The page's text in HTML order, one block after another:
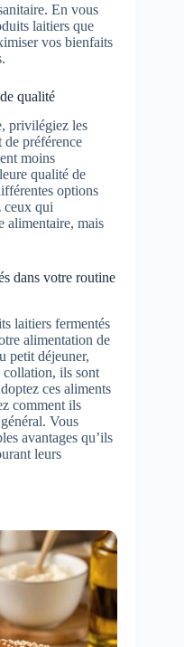
En vous
laitiers que
vos bienfaits
qualité
privilégiez les
préférence
moins
qualité de
options
ceux qui
alimentaire, mais
dans votre routine
laitiers fermentés
alimentation de
petit déjeuner,
collation, ils sont
ces aliments
comment ils
Vous
avantages qu’ils
leurs